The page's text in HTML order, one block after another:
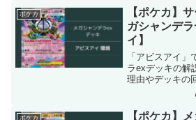
ポケカ
【ポケカ】
ガシャンデ
イ】
「アビスアイ
ラexデッキの解
理由やデッキの
ポケカ
【ポケカ】